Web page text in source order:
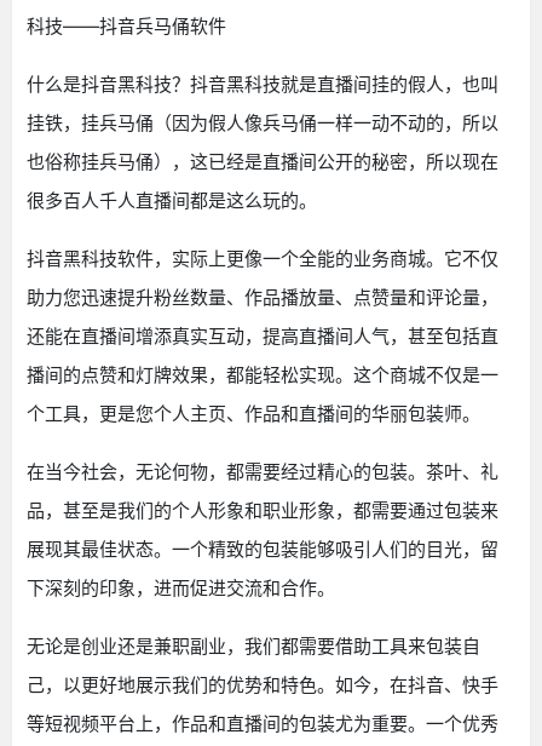
科技——抖音兵马俑软件
什么是抖音黑科技？抖音黑科技就是直播间挂的假人，也叫
挂铁，挂兵马俑（因为假人像兵马俑一样一动不动的，所以
也俗称挂兵马俑），这已经是直播间公开的秘密，所以现在
很多百人千人直播间都是这么玩的。
抖音黑科技软件，实际上更像一个全能的业务商城。它不仅
助力您迅速提升粉丝数量、作品播放量、点赞量和评论量，
还能在直播间增添真实互动，提高直播间人气，甚至包括直
播间的点赞和灯牌效果，都能轻松实现。这个商城不仅是一
个工具，更是您个人主页、作品和直播间的华丽包装师。
在当今社会，无论何物，都需要经过精心的包装。茶叶、礼
品，甚至是我们的个人形象和职业形象，都需要通过包装来
展现其最佳状态。一个精致的包装能够吸引人们的目光，留
下深刻的印象，进而促进交流和合作。
无论是创业还是兼职副业，我们都需要借助工具来包装自
己，以更好地展示我们的优势和特色。如今，在抖音、快手
等短视频平台上，作品和直播间的包装尤为重要。一个优秀